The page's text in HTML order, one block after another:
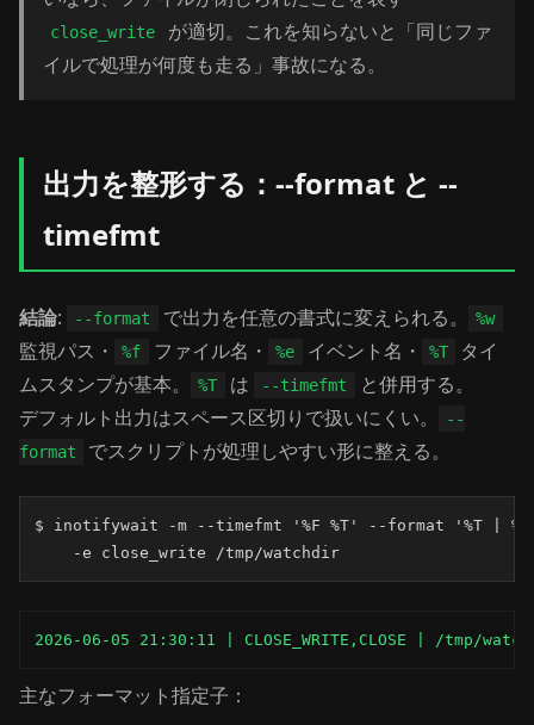
close_write
が適切。これを知らないと「同じファ
イルで処理が何度も走る」事故になる。
出力を整形する：--format と --
timefmt
結論: --format で出力を任意の書式に変えられる。 %w
監視パス・ %f ファイル名・ %e イベント名・ %T
タイ
ムスタンプが基本。
%T は --timefmt
と併用する。
デフォルト出力はスペース区切りで扱いにくい。
--
format
でスクリプトが処理しやすい形に整える。
$ inotifywait -m --timefmt '%F %T' --format '%T |
    -e close_write /tmp/watchdir
2026-06-05 21:30:11 | CLOSE_WRITE,CLOSE | /tmp/
主なフォーマット指定子：